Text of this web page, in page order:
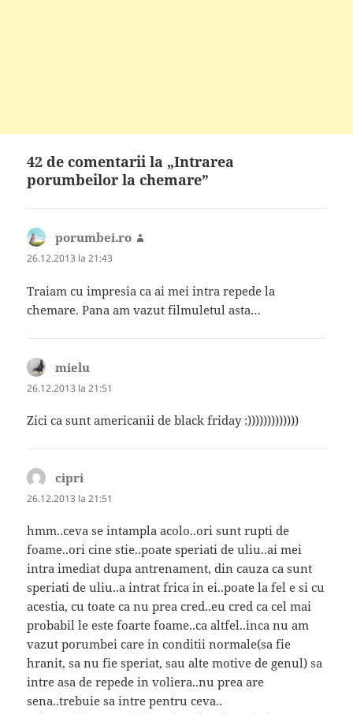
42 de comentarii la „Intrarea
porumbeilor la chemare”
porumbei.ro
26.12.2013 la 21:43
Traiam cu impresia ca ai mei intra repede la
chemare. Pana am vazut filmuletul asta…
mielu
26.12.2013 la 21:51
Zici ca sunt americanii de black friday :)))))))))))))
cipri
26.12.2013 la 21:51
hmm..ceva se intampla acolo..ori sunt rupti de
foame..ori cine stie..poate speriati de uliu..ai mei
intra imediat dupa antrenament, din cauza ca sunt
speriati de uliu..a intrat frica in ei..poate la fel e si cu
acestia, cu toate ca nu prea cred..eu cred ca cel mai
probabil le este foarte foame..ca altfel..inca nu am
vazut porumbei care in conditii normale(sa fie
hranit, sa nu fie speriat, sau alte motive de genul) sa
intre asa de repede in voliera..nu prea are
sena..trebuie sa intre pentru ceva..